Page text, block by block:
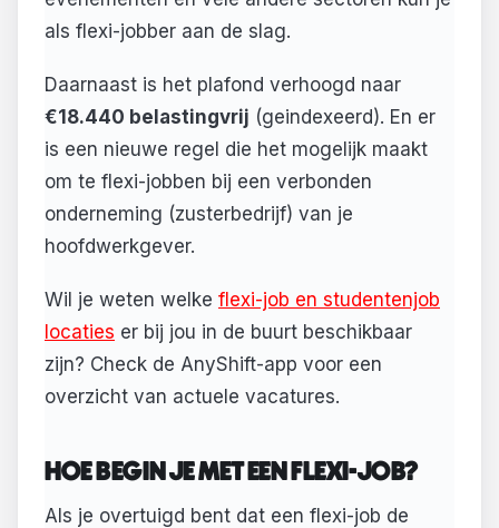
als flexi-jobber aan de slag.
Daarnaast is het plafond verhoogd naar
€18.440 belastingvrij (geindexeerd). En er
is een nieuwe regel die het mogelijk maakt
om te flexi-jobben bij een verbonden
onderneming (zusterbedrijf) van je
hoofdwerkgever.
Wil je weten welke flexi-job en studentenjob
locaties er bij jou in de buurt beschikbaar
zijn? Check de AnyShift-app voor een
overzicht van actuele vacatures.
HOE BEGIN JE MET EEN FLEXI-JOB?
Als je overtuigd bent dat een flexi-job de